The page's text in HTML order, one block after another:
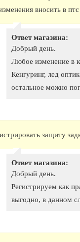
вносить в
Ответ магазина:
Добрый день.
Любое изменение в
Кенгуринг, лед
остальное можно
защиту
Ответ магазина:
Добрый день.
Регистрируем как
выгодно, в данном